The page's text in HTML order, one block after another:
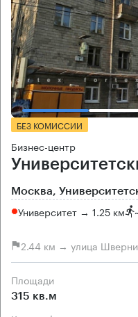
БЕЗ КОМИССИИ
Бизнес-центр
Москва,
Университет → 1.25 км ~
2.44 км → улица
Площади
315 кв.м